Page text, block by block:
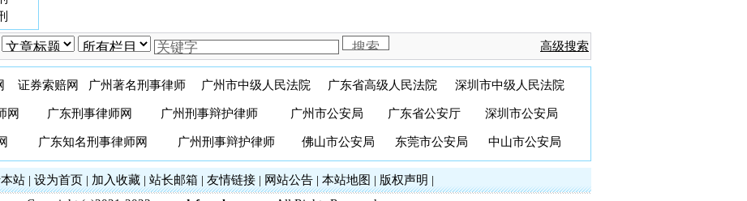
高级搜索
证券索赔网 广州著名刑事律师 广州市中级人民法院 广东省高级人民法院 深圳市中级人民法院
网 广东刑事律师网 广州刑事辩护律师 广州市公安局 广东省公安厅 深圳市公安局
广东知名刑事律师网 广州刑事辩护律师 佛山市公安局 东莞市公安局 中山市公安局
站| 设为首页| 加入收藏| 站长邮箱 | 友情链接| 网站公告| 本站地图 | 版权声明 |